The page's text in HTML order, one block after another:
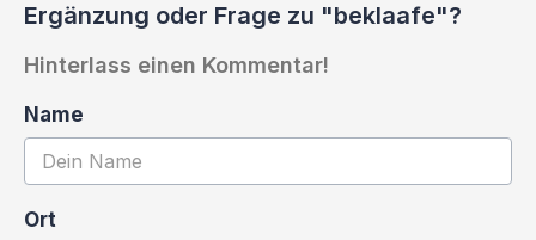
Ergänzung oder Frage zu "beklaafe"?
Hinterlass einen Kommentar!
Name
Ort